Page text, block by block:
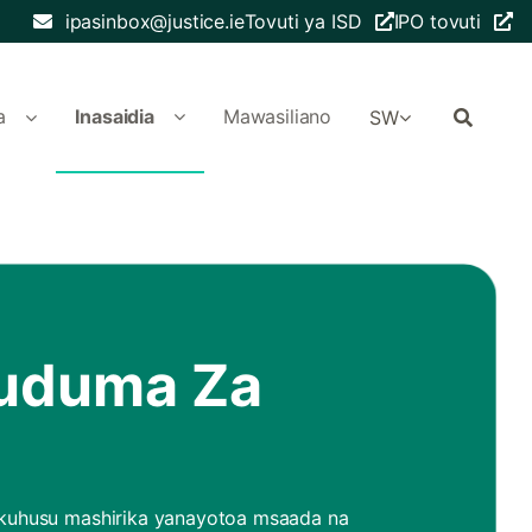
ipasinbox@justice.ieTovuti ya ISD IPO tovuti
Inasaidia Mawasiliano SW
Za
mashirika yanayotoa msaada na